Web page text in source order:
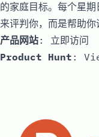
的家庭目标。每个星
来评判你，而是帮助你
产品网站: 立即访问
Product Hunt :